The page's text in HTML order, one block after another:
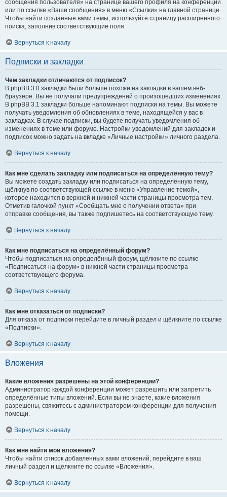
сообщения пользователя» на странице вашего профиля на конференции
или по ссылке «Ваши сообщения» в меню «Ссылки» на главной странице.
Чтобы найти созданные вами темы, используйте страницу расширенного
поиска, заполнив соответствующие поля.
Вернуться к началу
Подписки и закладки
Чем закладки отличаются от подписок?
В phpBB 3.0 закладки были больше похожи на закладки в вашем веб-
браузере. Вы не получали предупреждений о произошедших изменениях.
В phpBB 3.1 закладки больше напоминают подписки на темы. Вы можете
получать уведомления об обновлениях в теме, находящейся у вас в
закладках. В случае подписки, вы будете получать уведомления об
изменениях в теме или форуме. Настройки уведомлений для закладок и
подписок можно задать на вкладке «Личные настройки» личного раздела.
Вернуться к началу
Как мне сделать закладку или подписаться на определённую тему?
Вы можете создать закладку или подписаться на определённую тему,
щёлкнув по соответствующей ссылке в меню «Управление темой»,
которое находится в верхней и нижней части страницы просмотра тем.
Отметив галочкой пункт «Сообщать мне о получении ответа» при
отправке сообщения, вы также подпишетесь на соответствующую тему.
Вернуться к началу
Как мне подписаться на определённый форум?
Чтобы подписаться на определённый форум, щёлкните по ссылке
«Подписаться на форум» в нижней части страницы просмотра
соответствующего форума.
Вернуться к началу
Как мне отказаться от подписки?
Для отказа от подписки перейдите в личный раздел и щёлкните по ссылке
«Подписки».
Вернуться к началу
Вложения
Какие вложения разрешены на этой конференции?
Администратор каждой конференции может разрешить или запретить
определённые типы вложений. Если вы не знаете, какие вложения
разрешены, свяжитесь с администратором конференции для получения
помощи.
Вернуться к началу
Как мне найти мои вложения?
Чтобы найти список добавленных вами вложений, перейдите в ваш
личный раздел и щёлкните по ссылке «Вложения».
Вернуться к началу